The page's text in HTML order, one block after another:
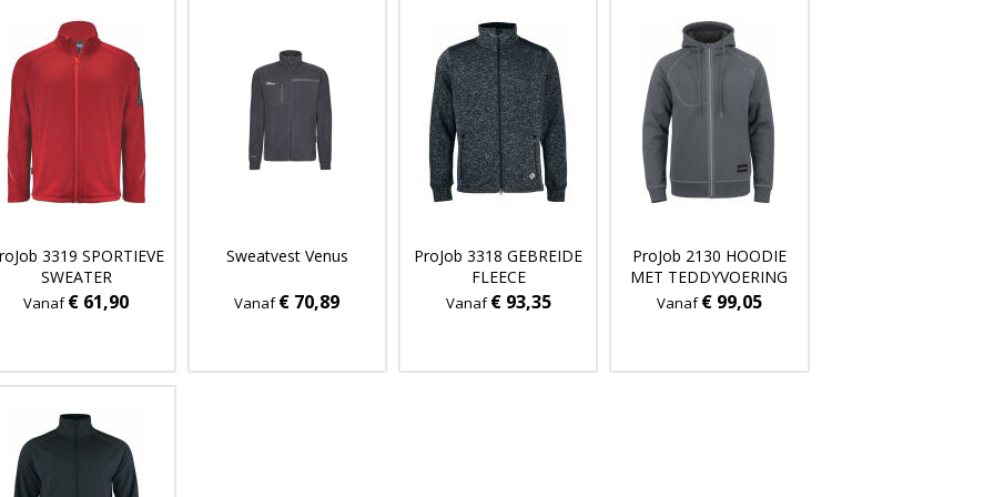
3319 SPORTIEVE
SWEATER
Vanaf€ 61,90
Sweatvest Venus
Vanaf€ 70,89
ProJob 3318 GEBREIDE
FLEECE
Vanaf€ 93,35
ProJob 2130 HOODIE
MET TEDDYVOERING
Vanaf€ 99,05